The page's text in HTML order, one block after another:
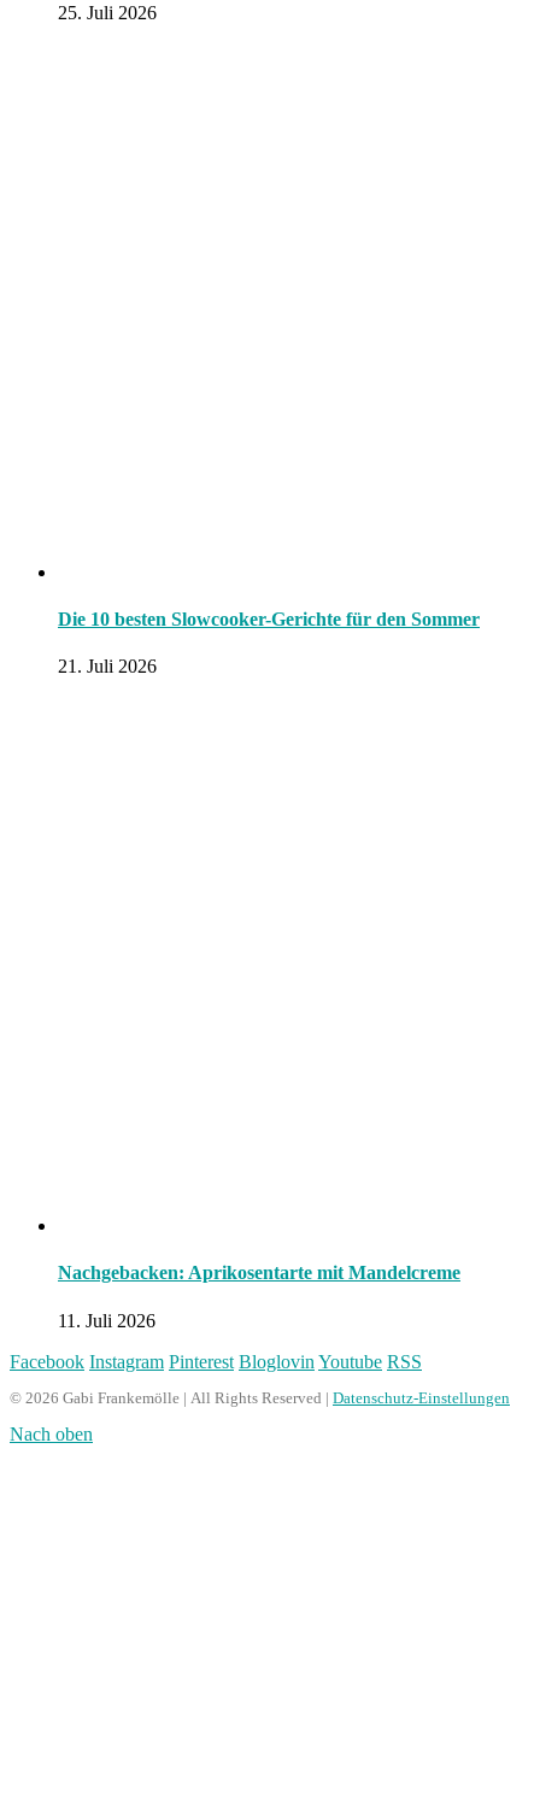
25. Juli 2026
Die 10 besten Slowcooker-Gerichte für den Sommer
21. Juli 2026
Nachgebacken: Aprikosentarte mit Mandelcreme
11. Juli 2026
Facebook Instagram Pinterest Bloglovin Youtube RSS
© 2026 Gabi Frankemölle | All Rights Reserved | Datenschutz-Einstellungen
Nach oben